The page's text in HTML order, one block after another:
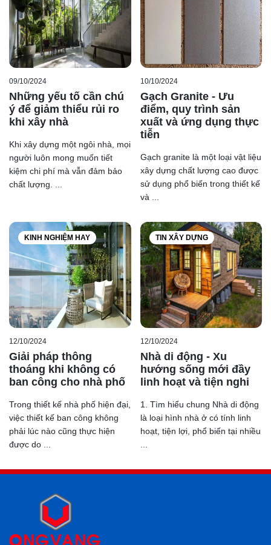
09/10/2024
Những yếu tố cần chú
ý để giảm thiểu rủi ro
khi xây nhà
Khi xây dựng một ngôi nhà, mọi
người luôn mong muốn tiết
kiệm chi phí mà vẫn đảm bảo
chất lượng. ...
10/10/2024
Gạch Granite - Ưu
điểm, quy trình sản
xuất và ứng dụng thực
tiễn
Gạch granite là một loại vật liệu
xây dựng chất lượng cao được
sử dụng phổ biến trong thiết kế
và ...
KINH NGHIỆM HAY
12/10/2024
Giải pháp thông
thoáng khi không có
ban công cho nhà phố
Trong thiết kế nhà phố hiện đại,
việc thiết kế ban công không
phải lúc nào cũng thực hiện
được do ...
TIN XÂY DỰNG
12/10/2024
Nhà di động - Xu
hướng sống mới đầy
linh hoạt và tiện nghi
1. Tìm hiểu chung Nhà di động
là loại hình nhà ở có tính linh
hoạt, tiện lợi, phổ biến tại nhiều